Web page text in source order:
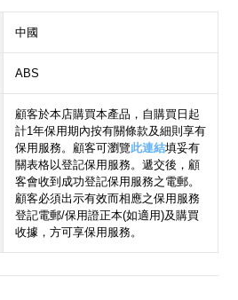
中國
ABS
顧客於本店購買本產品，自購買日起
計1年保用期內按有關條款及細則享有
保用服務。顧客可瀏覽此連結填妥有
關表格以登記保用服務。遞交後，顧
客會收到成功登記保用服務之電郵。
顧客必須出示有效而相應之保用服務
登記電郵/保用證正本(如適用)及購買
收據，方可享保用服務。